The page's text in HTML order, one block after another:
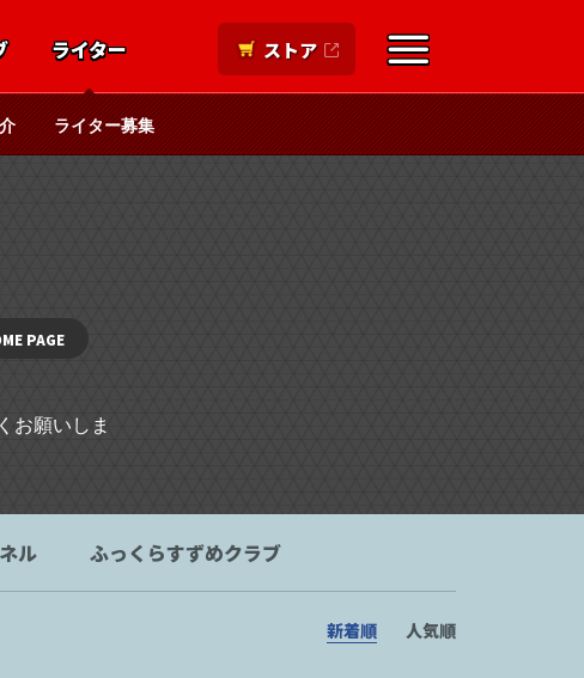
ライター ストア
ライター募集
PAGE
お願いしま
ル ふっくらすずめクラブ
新着順 人気順